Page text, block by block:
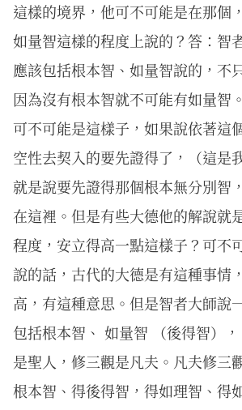
這樣的境界，他可不可能是在那個
如量智這樣的程度上說的？答：智
應該包括根本智、如量智說的，不
因為沒有根本智就不可能有如量智
可不可能是這樣子，如果說依著這
空性去契入的要先證得了，（這是
就是說要先證得那個根本無分別智
在這裡。但是有些大德他的解說就
程度，安立得高一點這樣子？可不
說的話，古代的大德是有這種事情
高，有這種意思。但是智者大師說
包括根本智、 如量智 （後得智）
是聖人，修三觀是凡夫。凡夫修三
根本智、得後得智，得如理智、得